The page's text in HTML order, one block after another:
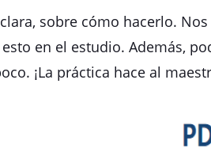
sobre cómo hacerlo.
en el estudio. Además,
¡La práctica hace al